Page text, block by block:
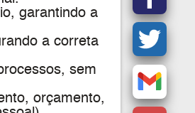
garantindo a
a correta
sem
orçamento,